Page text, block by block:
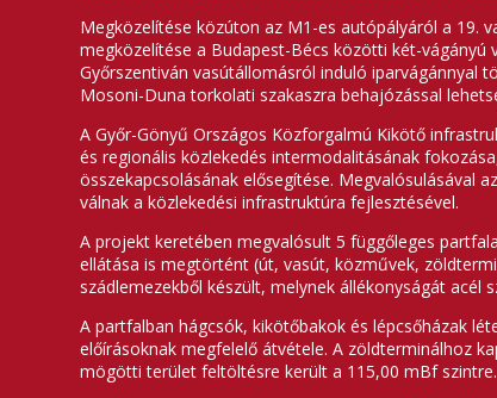
Megközelítése közúton az M1-es autópályáról a 19.
megközelítése a Budapest-Bécs közötti két-
Győrszentiván vasútállomásról induló iparvágánnyal
Mosoni-Duna torkolati szakaszra behajózással
A Győr-Gönyű Országos Közforgalmú Kikötő
és regionális közlekedés intermodalitásának
összekapcsolásának elősegítése. Megvalósulásával
válnak a közlekedési infrastruktúra fejlesztésével.
A projekt keretében megvalósult 5 függőleges
ellátása is megtörtént (út, vasút, közművek,
szádlemezekből készült, melynek állékonyságát
A partfalban hágcsók, kikötőbakok és lépcsőházak
előírásoknak megfelelő átvétele. A zöldterminálhoz
mögötti terület feltöltésre került a 115,00 mBf szintre.